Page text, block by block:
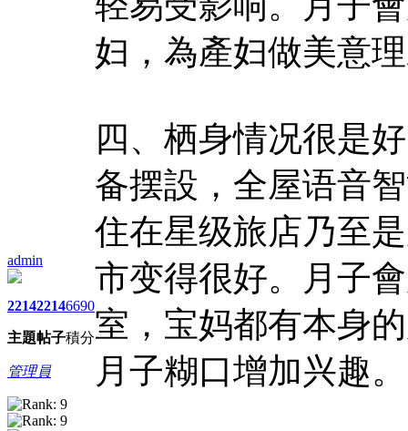
admin
2214
主題
2214
帖子
6690
積分
管理員
妇，為產妇做美意
四、栖身情况很是
备摆設，全屋语音
住在星级旅店乃至
市变得很好。月子
室，宝妈都有本身
月子糊口增加兴趣。